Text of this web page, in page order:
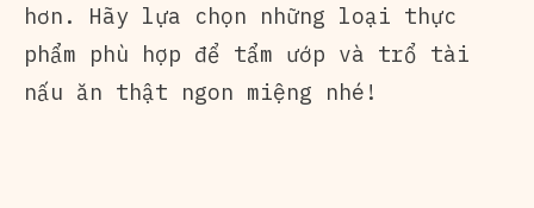
hơn. Hãy lựa chọn những loại thực
phẩm phù hợp để tẩm ướp và trổ tài
nấu ăn thật ngon miệng nhé!